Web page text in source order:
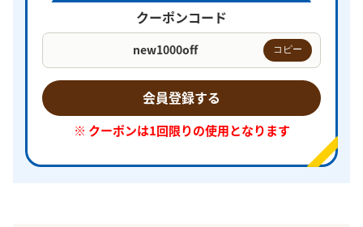
クーポンコード
new1000off コピー
会員登録する
※ クーポンは1回限りの使用となります